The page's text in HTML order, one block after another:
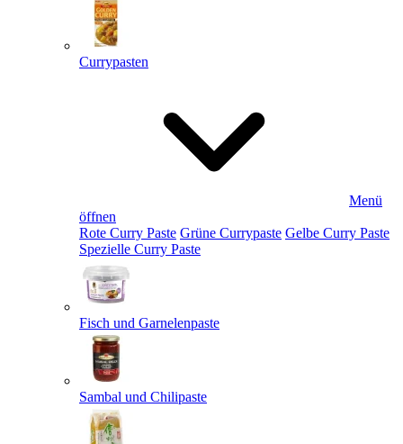
Currypasten
Menü
öffnen
Rote Curry Paste Grüne Currypaste Gelbe Curry Paste
Spezielle Curry Paste
Fisch und Garnelenpaste
Sambal und Chilipaste